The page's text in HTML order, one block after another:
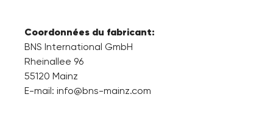
Coordonnées du fabricant:
BNS International GmbH
Rheinallee 96
55120 Mainz
E-mail: info@bns-mainz.com